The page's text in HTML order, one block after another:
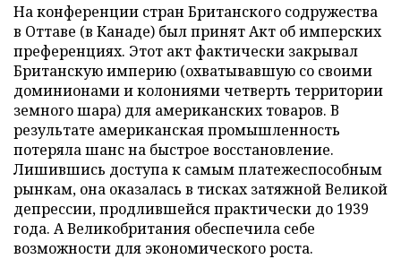
На конференции стран Британского содружества
в Оттаве (в Канаде) был принят Акт об имперских
преференциях. Этот акт фактически закрывал
Британскую империю (охватывавшую со своими
доминионами и колониями четверть территории
земного шара) для американских товаров. В
результате американская промышленность
потеряла шанс на быстрое восстановление.
Лишившись доступа к самым платежеспособным
рынкам, она оказалась в тисках затяжной Великой
депрессии, продлившейся практически до 1939
года. А Великобритания обеспечила себе
возможности для экономического роста.